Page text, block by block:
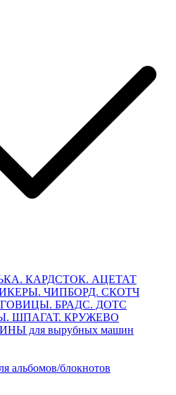
КАРДСТОК. АЦЕТАТ
ЧИПБОРД. СКОТЧ
БРАДС. ДОТС
ШПАГАТ. КРУЖЕВО
для вырубных машин
блокнотов